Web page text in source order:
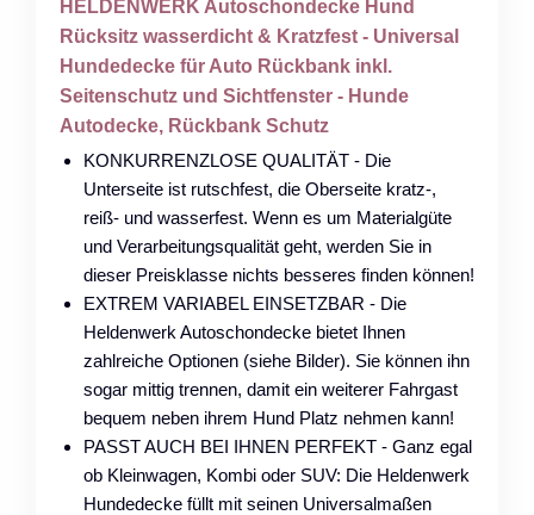
HELDENWERK Autoschondecke Hund
Rücksitz wasserdicht & Kratzfest - Universal
Hundedecke für Auto Rückbank inkl.
Seitenschutz und Sichtfenster - Hunde
Autodecke, Rückbank Schutz
KONKURRENZLOSE QUALITÄT - Die
Unterseite ist rutschfest, die Oberseite kratz-,
reiß- und wasserfest. Wenn es um Materialgüte
und Verarbeitungsqualität geht, werden Sie in
dieser Preisklasse nichts besseres finden können!
EXTREM VARIABEL EINSETZBAR - Die
Heldenwerk Autoschondecke bietet Ihnen
zahlreiche Optionen (siehe Bilder). Sie können ihn
sogar mittig trennen, damit ein weiterer Fahrgast
bequem neben ihrem Hund Platz nehmen kann!
PASST AUCH BEI IHNEN PERFEKT - Ganz egal
ob Kleinwagen, Kombi oder SUV: Die Heldenwerk
Hundedecke füllt mit seinen Universalmaßen